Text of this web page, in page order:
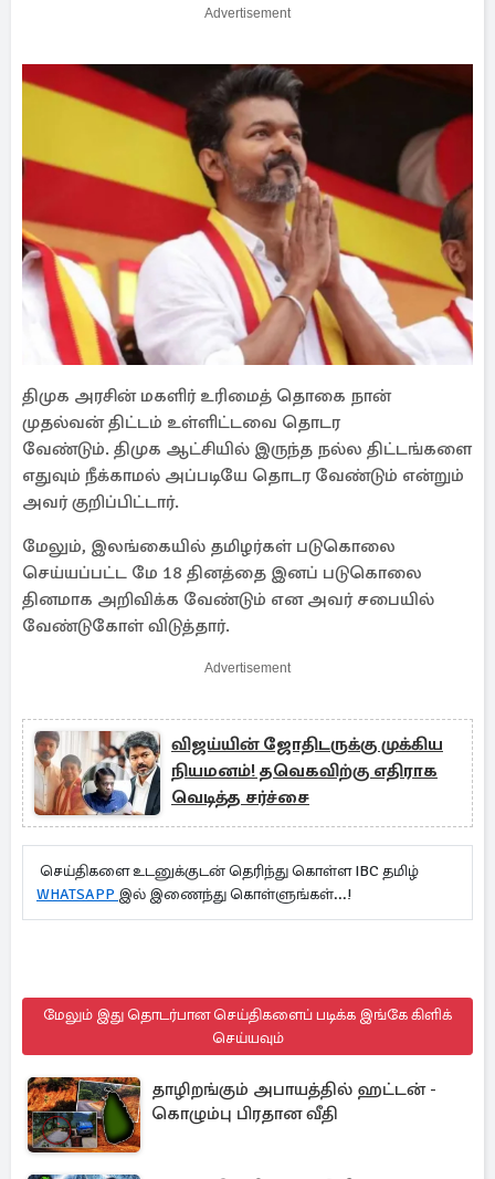
Advertisement
திமுக அரசின் மகளிர் உரிமைத் தொகை நான்
முதல்வன் திட்டம் உள்ளிட்டவை தொடர
வேண்டும். திமுக ஆட்சியில் இருந்த நல்ல திட்டங்களை
எதுவும் நீக்காமல் அப்படியே தொடர வேண்டும் என்றும்
அவர் குறிப்பிட்டார்.
மேலும், இலங்கையில் தமிழர்கள் படுகொலை
செய்யப்பட்ட மே 18 தினத்தை இனப் படுகொலை
தினமாக அறிவிக்க வேண்டும் என அவர் சபையில்
வேண்டுகோள் விடுத்தார்.
Advertisement
விஜய்யின் ஜோதிடருக்கு முக்கிய
நியமனம்! தவெகவிற்கு எதிராக
வெடித்த சர்ச்சை
செய்திகளை உடனுக்குடன் தெரிந்து கொள்ள IBC தமிழ்
WHATSAPP இல் இணைந்து கொள்ளுங்கள்...!
மேலும் இது தொடர்பான செய்திகளைப் படிக்க இங்கே கிளிக்
செய்யவும்
தாழிறங்கும் அபாயத்தில் ஹட்டன் -
கொழும்பு பிரதான வீதி